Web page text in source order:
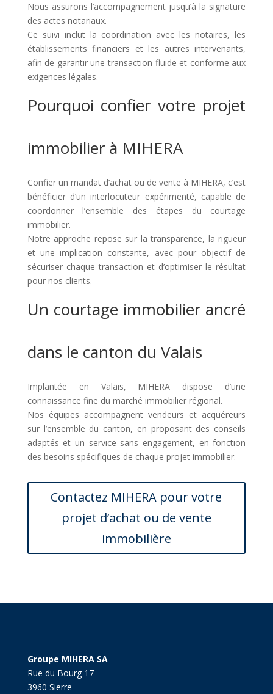
Nous assurons l’accompagnement jusqu’à la signature
des actes notariaux.
Ce suivi inclut la coordination avec les notaires, les
établissements financiers et les autres intervenants,
afin de garantir une transaction fluide et conforme aux
exigences légales.
Pourquoi confier votre projet
immobilier à MIHERA
Confier un mandat d’achat ou de vente à MIHERA, c’est
bénéficier d’un interlocuteur expérimenté, capable de
coordonner l’ensemble des étapes du courtage
immobilier.
Notre approche repose sur la transparence, la rigueur
et une implication constante, avec pour objectif de
sécuriser chaque transaction et d’optimiser le résultat
pour nos clients.
Un courtage immobilier ancré
dans le canton du Valais
Implantée en Valais, MIHERA dispose d’une
connaissance fine du marché immobilier régional.
Nos équipes accompagnent vendeurs et acquéreurs
sur l’ensemble du canton, en proposant des conseils
adaptés et un service sans engagement, en fonction
des besoins spécifiques de chaque projet immobilier.
Contactez MIHERA pour votre
projet d’achat ou de vente
immobilière
Groupe MIHERA SA
Rue du Bourg 17
3960 Sierre